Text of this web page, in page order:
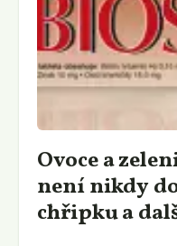
Ovoce a
není nikdy
chřipku a